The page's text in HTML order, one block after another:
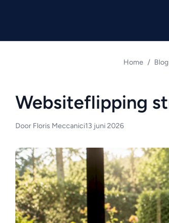
Home / Blog
Websiteflipping
Door Floris Meccanici13 juni 2026